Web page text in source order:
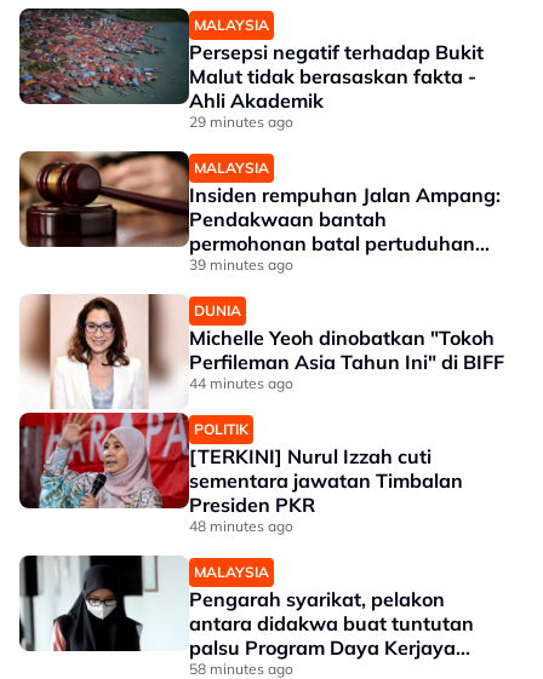
MALAYSIA
Persepsi negatif terhadap Bukit
Malut tidak berasaskan fakta -
Ahli Akademik
29 minutes ago
MALAYSIA
Insiden rempuhan Jalan Ampang:
Pendakwaan bantah
permohonan batal pertuduhan
bunuh
39 minutes ago
DUNIA
Michelle Yeoh dinobatkan "Tokoh
Perfileman Asia Tahun Ini" di BIFF
44 minutes ago
POLITIK
[TERKINI] Nurul Izzah cuti
sementara jawatan Timbalan
Presiden PKR
48 minutes ago
MALAYSIA
Pengarah syarikat, pelakon
antara didakwa buat tuntutan
palsu Program Daya Kerjaya
Perkeso
58 minutes ago